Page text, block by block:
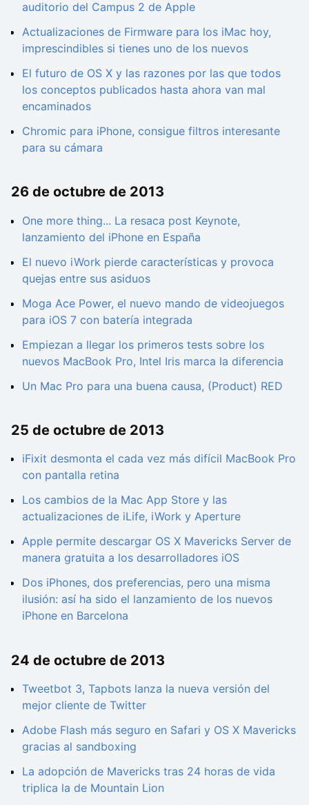
auditorio del Campus 2 de Apple
Actualizaciones de Firmware para los iMac hoy,
imprescindibles si tienes uno de los nuevos
El futuro de OS X y las razones por las que todos
los conceptos publicados hasta ahora van mal
encaminados
Chromic para iPhone, consigue filtros interesante
para su cámara
26 de octubre de 2013
One more thing... La resaca post Keynote,
lanzamiento del iPhone en España
El nuevo iWork pierde características y provoca
quejas entre sus asiduos
Moga Ace Power, el nuevo mando de videojuegos
para iOS 7 con batería integrada
Empiezan a llegar los primeros tests sobre los
nuevos MacBook Pro, Intel Iris marca la diferencia
Un Mac Pro para una buena causa, (Product) RED
25 de octubre de 2013
iFixit desmonta el cada vez más difícil MacBook Pro
con pantalla retina
Los cambios de la Mac App Store y las
actualizaciones de iLife, iWork y Aperture
Apple permite descargar OS X Mavericks Server de
manera gratuita a los desarrolladores iOS
Dos iPhones, dos preferencias, pero una misma
ilusión: así ha sido el lanzamiento de los nuevos
iPhone en Barcelona
24 de octubre de 2013
Tweetbot 3, Tapbots lanza la nueva versión del
mejor cliente de Twitter
Adobe Flash más seguro en Safari y OS X Mavericks
gracias al sandboxing
La adopción de Mavericks tras 24 horas de vida
triplica la de Mountain Lion